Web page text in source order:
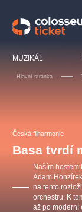
MUZIKÁL
Hlavní stránka
Česká filharmonie
Basa tvrdí
Naším hostem
Adam
na tento
orchestru. K
až po moderní
OBYČEJNÁ HOLKA
Agentura 44, s.r.o.
Ostatní hledají